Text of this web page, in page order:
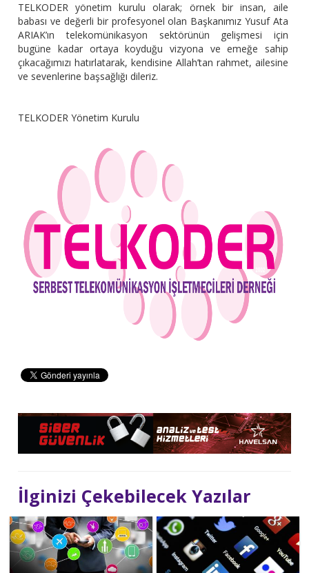
TELKODER yönetim kurulu olarak; örnek bir insan, aile
babası ve değerli bir profesyonel olan Başkanımız Yusuf Ata
ARIAK’ın telekomünikasyon sektörünün gelişmesi için
bugüne kadar ortaya koyduğu vizyona ve emeğe sahip
çıkacağımızı hatırlatarak, kendisine Allah’tan rahmet, ailesine
ve sevenlerine başsağlığı dileriz.
TELKODER Yönetim Kurulu
İlginizi Çekebilecek Yazılar